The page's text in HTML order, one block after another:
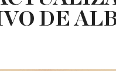
DE